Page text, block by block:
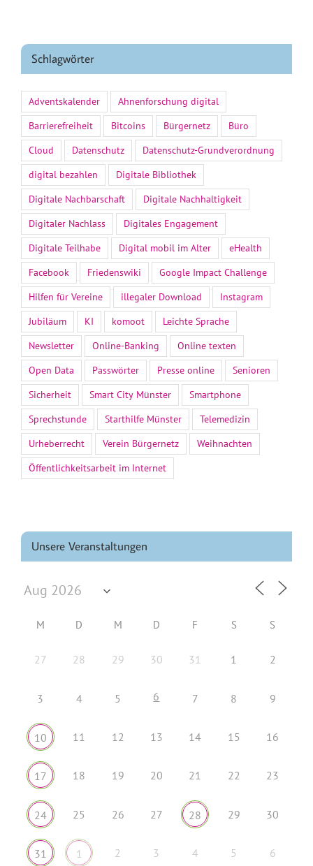
Unsere Veranstaltungen
M D M D F S S
27 28 29 30 31 1 2
3 4 5 6 7 8 9
10 11 12 13 14 15 16
17 18 19 20 21 22 23
24 25 26 27 28 29 30
31 1 2 3 4 5 6
Schlagwörter
Adventskalender
Ahnenforschung digital
Barrierefreiheit
Bitcoins Bürgernetz
Büro
Cloud
Datenschutz
Datenschutz-Grundverordnung
digital bezahlen
Digitale Bibliothek
Digitale Nachbarschaft
Digitale Nachhaltigkeit
Digitaler Nachlass
Digitales Engagement
Digitale Teilhabe
Digital mobil im Alter
eHealth
Facebook
Friedenswiki
Google Impact Challenge
Hilfen für Vereine
illegaler Download
Instagram
Jubiläum
KI komoot
Leichte Sprache
Newsletter
Online-Banking
Online texten
Open Data
Passwörter Presse online
Senioren
Sicherheit
Smart City Münster
Smartphone
Sprechstunde
Starthilfe Münster
Telemedizin
Urheberrecht
Verein Bürgernetz
Weihnachten
Öffentlichkeitsarbeit im Internet